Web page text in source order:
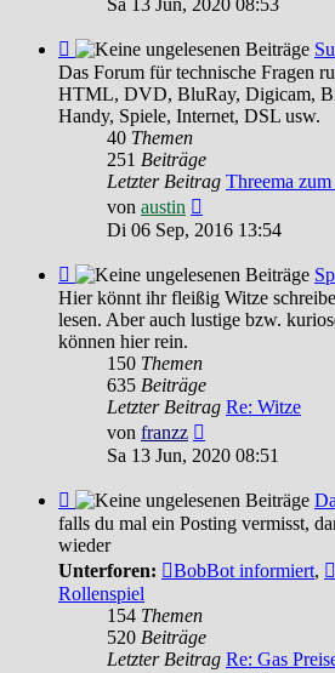
Sa 13 Jun, 2020 08:53
Feed
-
Support
Forum
Das Forum für technische Fragen
HTML, DVD, BluRay, Digicam,
Handy, Spiele, Internet, DSL usw.
40 Themen
251 Beiträge
Letzter Beitrag Threema
von austin
Beitrag
Di 06 Sep, 2016 13:54
Feed
-
Spaß,
Fun
Witziges
Hier könnt ihr fleißig Witze
lesen. Aber auch lustige bzw.
können hier rein.
150 Themen
635 Beiträge
Letzter Beitrag Re: Witze
von franzz
Beitrag
Sa 13 Jun, 2020 08:51
Feed
-
Das
Archiv
falls du mal ein Posting vermisst,
wieder
Unterforen:
BobBot informiert,
Rollenspiel
154 Themen
520 Beiträge
Letzter Beitrag Re: Gas